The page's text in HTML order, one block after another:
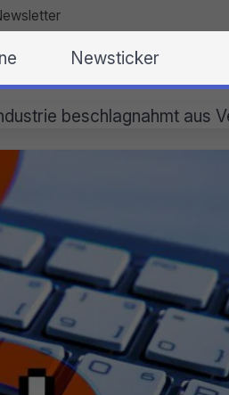
Newsticker
beschlagnahmt aus